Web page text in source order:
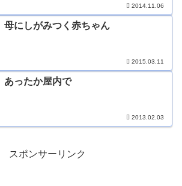
2014.11.06
母にしがみつく赤ちゃん
2015.03.11
あったか屋内で
2013.02.03
スポンサーリンク